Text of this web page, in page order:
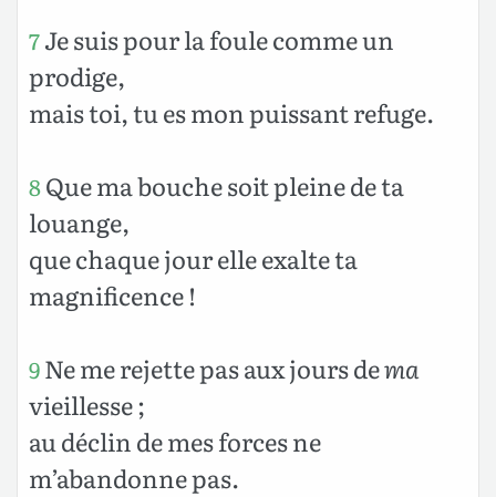
7Je suis pour la foule comme un
prodige,
mais toi, tu es mon puissant refuge.
8Que ma bouche soit pleine de ta
louange,
que chaque jour elle exalte ta
magnificence !
9Ne me rejette pas aux jours dema
vieillesse ;
au déclin de mes forces ne
m’abandonne pas.